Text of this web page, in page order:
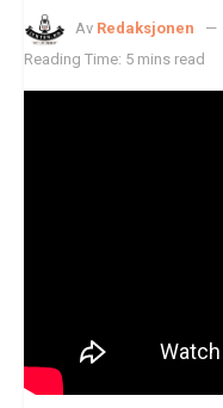
Av Redaksjonen
Reading Time: 5 mins read